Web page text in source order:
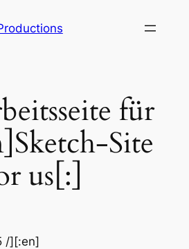
für
Site
us[:]
/][:en]